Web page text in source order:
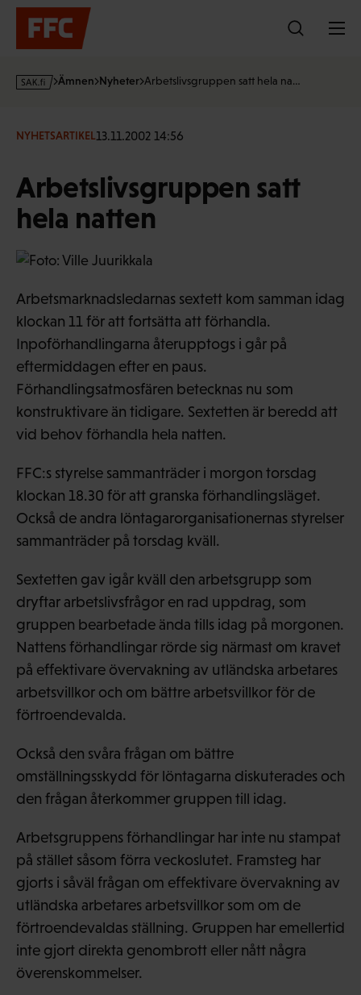
Hoppa
innehållet
s
·
Ämnen Nyheter Arbetslivsgruppen satt hela na…
NYHETSARTIKEL13.11.2002 14:56
Arbetslivsgruppen satt
hela natten
Arbetsmarknadsledarnas sextett kom samman idag
klockan 11 för att fortsätta att förhandla.
Inpoförhandlingarna återupptogs i går på
eftermiddagen efter en paus.
Förhandlingsatmosfären betecknas nu som
konstruktivare än tidigare. Sextetten är beredd att
vid behov förhandla hela natten.
FFC:s styrelse sammanträder i morgon torsdag
klockan 18.30 för att granska förhandlingsläget.
Också de andra löntagarorganisationernas styrelser
sammanträder på torsdag kväll.
Sextetten gav igår kväll den arbetsgrupp som
dryftar arbetslivsfrågor en rad uppdrag, som
gruppen bearbetade ända tills idag på morgonen.
Nattens förhandlingar rörde sig närmast om kravet
på effektivare övervakning av utländska arbetares
arbetsvillkor och om bättre arbetsvillkor för de
förtroendevalda.
Också den svåra frågan om bättre
omställningsskydd för löntagarna diskuterades och
den frågan återkommer gruppen till idag.
Arbetsgruppens förhandlingar har inte nu stampat
på stället såsom förra veckoslutet. Framsteg har
gjorts i såväl frågan om effektivare övervakning av
utländska arbetares arbetsvillkor som om de
förtroendevaldas ställning. Gruppen har emellertid
inte gjort direkta genombrott eller nått några
överenskommelser.